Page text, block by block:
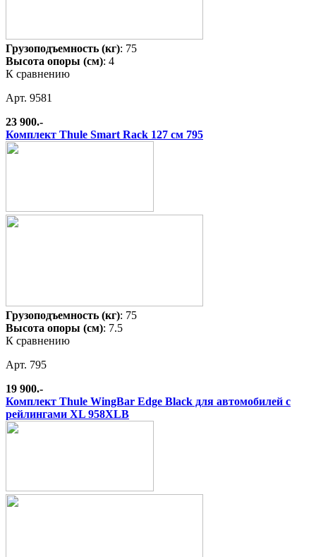
Грузоподъемность (кг): 75
Высота опоры (см): 4
К сравнению
Арт. 9581
23 900.-
Комплект Thule Smart Rack 127 см 795
Грузоподъемность (кг): 75
Высота опоры (см): 7.5
К сравнению
Арт. 795
19 900.-
Комплект Thule WingBar Edge Black для автомобилей с
рейлингами XL 958XLB